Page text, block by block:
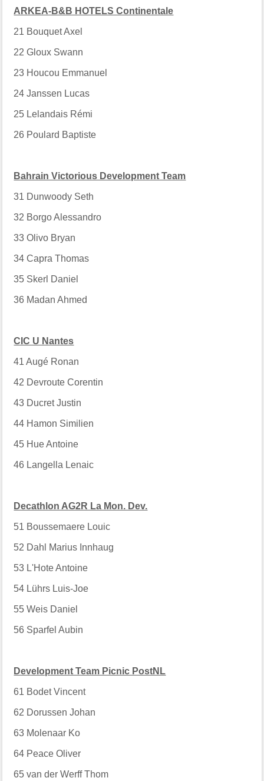
ARKEA-B&B HOTELS Continentale
21 Bouquet Axel
22 Gloux Swann
23 Houcou Emmanuel
24 Janssen Lucas
25 Lelandais Rémi
26 Poulard Baptiste
Bahrain Victorious Development Team
31 Dunwoody Seth
32 Borgo Alessandro
33 Olivo Bryan
34 Capra Thomas
35 Skerl Daniel
36 Madan Ahmed
CIC U Nantes
41 Augé Ronan
42 Devroute Corentin
43 Ducret Justin
44 Hamon Similien
45 Hue Antoine
46 Langella Lenaic
Decathlon AG2R La Mon. Dev.
51 Boussemaere Louic
52 Dahl Marius Innhaug
53 L'Hote Antoine
54 Lührs Luis-Joe
55 Weis Daniel
56 Sparfel Aubin
Development Team Picnic PostNL
61 Bodet Vincent
62 Dorussen Johan
63 Molenaar Ko
64 Peace Oliver
65 van der Werff Thom